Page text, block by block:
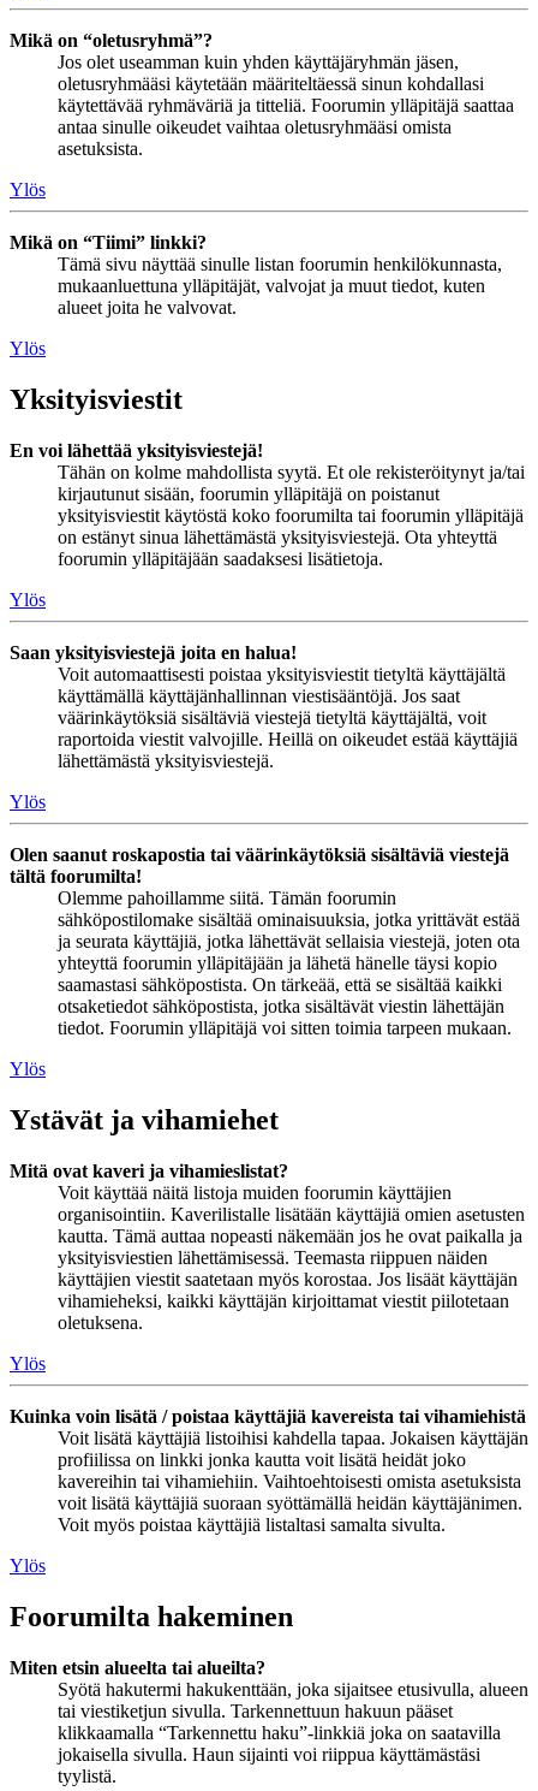
Mikä on “oletusryhmä”?
Jos olet useamman kuin yhden käyttäjäryhmän jäsen,
oletusryhmääsi käytetään määriteltäessä sinun kohdallasi
käytettävää ryhmäväriä ja titteliä. Foorumin ylläpitäjä saattaa
antaa sinulle oikeudet vaihtaa oletusryhmääsi omista
asetuksista.
Ylös
Mikä on “Tiimi” linkki?
Tämä sivu näyttää sinulle listan foorumin henkilökunnasta,
mukaanluettuna ylläpitäjät, valvojat ja muut tiedot, kuten
alueet joita he valvovat.
Ylös
Yksityisviestit
En voi lähettää yksityisviestejä!
Tähän on kolme mahdollista syytä. Et ole rekisteröitynyt ja/tai
kirjautunut sisään, foorumin ylläpitäjä on poistanut
yksityisviestit käytöstä koko foorumilta tai foorumin ylläpitäjä
on estänyt sinua lähettämästä yksityisviestejä. Ota yhteyttä
foorumin ylläpitäjään saadaksesi lisätietoja.
Ylös
Saan yksityisviestejä joita en halua!
Voit automaattisesti poistaa yksityisviestit tietyltä käyttäjältä
käyttämällä käyttäjänhallinnan viestisääntöjä. Jos saat
väärinkäytöksiä sisältäviä viestejä tietyltä käyttäjältä, voit
raportoida viestit valvojille. Heillä on oikeudet estää käyttäjiä
lähettämästä yksityisviestejä.
Ylös
Olen saanut roskapostia tai väärinkäytöksiä sisältäviä viestejä
tältä foorumilta!
Olemme pahoillamme siitä. Tämän foorumin
sähköpostilomake sisältää ominaisuuksia, jotka yrittävät estää
ja seurata käyttäjiä, jotka lähettävät sellaisia viestejä, joten ota
yhteyttä foorumin ylläpitäjään ja lähetä hänelle täysi kopio
saamastasi sähköpostista. On tärkeää, että se sisältää kaikki
otsaketiedot sähköpostista, jotka sisältävät viestin lähettäjän
tiedot. Foorumin ylläpitäjä voi sitten toimia tarpeen mukaan.
Ylös
Ystävät ja vihamiehet
Mitä ovat kaveri ja vihamieslistat?
Voit käyttää näitä listoja muiden foorumin käyttäjien
organisointiin. Kaverilistalle lisätään käyttäjiä omien asetusten
kautta. Tämä auttaa nopeasti näkemään jos he ovat paikalla ja
yksityisviestien lähettämisessä. Teemasta riippuen näiden
käyttäjien viestit saatetaan myös korostaa. Jos lisäät käyttäjän
vihamieheksi, kaikki käyttäjän kirjoittamat viestit piilotetaan
oletuksena.
Ylös
Kuinka voin lisätä / poistaa käyttäjiä kavereista tai vihamiehistä
Voit lisätä käyttäjiä listoihisi kahdella tapaa. Jokaisen käyttäjän
profiilissa on linkki jonka kautta voit lisätä heidät joko
kavereihin tai vihamiehiin. Vaihtoehtoisesti omista asetuksista
voit lisätä käyttäjiä suoraan syöttämällä heidän käyttäjänimen.
Voit myös poistaa käyttäjiä listaltasi samalta sivulta.
Ylös
Foorumilta hakeminen
Miten etsin alueelta tai alueilta?
Syötä hakutermi hakukenttään, joka sijaitsee etusivulla, alueen
tai viestiketjun sivulla. Tarkennettuun hakuun pääset
klikkaamalla “Tarkennettu haku”-linkkiä joka on saatavilla
jokaisella sivulla. Haun sijainti voi riippua käyttämästäsi
tyylistä.